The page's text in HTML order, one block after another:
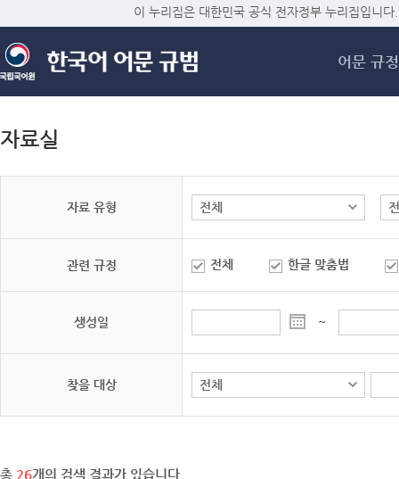
메
이 누리집은 대한민국 공식 전자정부 누리집입니다.
어문 규정
자료실
자료 유형
관련 규정 전체 한글 맞춤법
생성일 ~
찾을 대상
총 26개의 검색 결과가 있습니다.